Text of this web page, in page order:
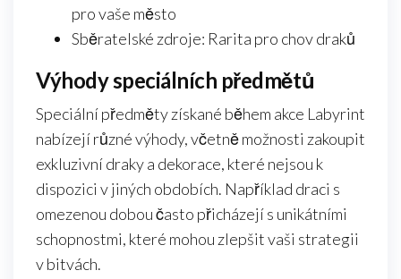
pro vaše město
Sběratelské zdroje: Rarita pro chov draků
Výhody speciálních předmětů
Speciální předměty získané během akce Labyrint
nabízejí různé výhody, včetně možnosti zakoupit
exkluzivní draky a dekorace, které nejsou k
dispozici v jiných obdobích. Například draci s
omezenou dobou často přicházejí s unikátními
schopnostmi, které mohou zlepšit vaši strategii
v bitvách.